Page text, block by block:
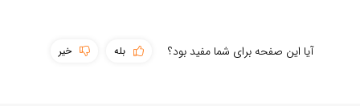
پوشش اینترنت
آیا این صفحه برای شما مفید بود؟ بله خیر